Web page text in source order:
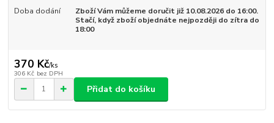
Doba dodání
Zboží Vám můžeme doručit již 10.08.2026 do 16:00.
Stačí, když zboží objednáte nejpozději do zítra do
18:00
370 Kč/ks
306 Kč bez DPH
Přidat do košíku